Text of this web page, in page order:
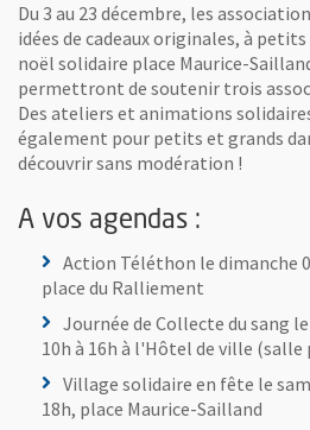
Du 3 au 23 décembre, les
idées de cadeaux originales, à
noël solidaire place Maurice-
permettront de soutenir trois
Des ateliers et animations
également pour petits et grands
découvrir sans modération !
A vos agendas :
Action Téléthon le dimanche
place du Ralliement
Journée de Collecte du sang
10h à 16h à l'Hôtel de ville (salle
Village solidaire en fête le
18h, place Maurice-Sailland